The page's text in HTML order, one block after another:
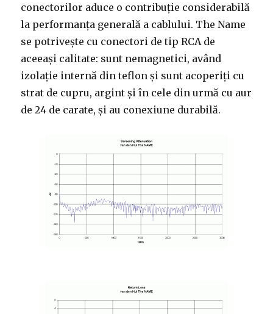
conectorilor aduce o contribuție considerabilă
la performanța generală a cablului. The Name
se potrivește cu conectori de tip RCA de
aceeași calitate: sunt nemagnetici, având
izolație internă din teflon și sunt acoperiți cu
strat de cupru, argint și în cele din urmă cu aur
de 24 de carate, și au conexiune durabilă.